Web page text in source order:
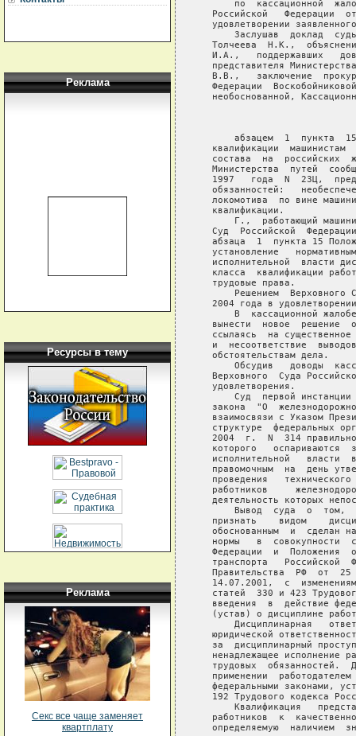
Реклама
Ресурсы в тему
Реклама
Секс все чаще заменяет
квартплату
по  кассационной
Российской   Федерации
удовлетворении
Заслушав  доклад
Толчеева  Н.К.,
И.А.,   поддержавших
представителя
В.В.,   заключение
Федерации
необоснованной,
абзацем  1  пункта
квалификации  машинистам
состава  на  российских
Министерства  путей
1997   года  N  23Ц,
обязанностей:
локомотива  по вине
   квалификации.
Г.,  работающий
Суд  Российской
абзаца  1  пункта 15
установление
исполнительной  власти
класса  квалификации
   трудовые права.
Решением  Верховного
2004 года в
В  кассационной
вынести  новое  решение
ссылаясь  на
и  несоответствие
   обстоятельствам дела.
Обсудив   доводы
Верховного  Суда
   удовлетворения.
Суд  первой
закона  "О
взаимосвязи с Указом
структуре  федеральных
2004  г.  N  314
которого   оспариваются
исполнительной   власти
правомочным  на  день
проведения
работников
деятельность которых
Вывод  суда  о  том,
признать    видом
обоснованным  и  сделан
нормы   в  совокупности
Федерации  и  Положения
транспорта   Российской
Правительства  РФ  от
14.07.2001,  с
статей  330 и 423
введения  в  действие
(устав) о дисциплине
Дисциплинарная
юридической
за  дисциплинарный
ненадлежащее исполнение
трудовых  обязанностей.
применении
федеральными законами,
192 Трудового кодекса
Квалификация
работников  к
определяемую  наличием